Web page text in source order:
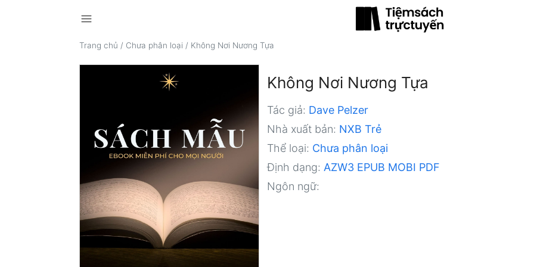
menu
Trang chủ / Chưa phân loại / Không Nơi Nương Tựa
Không Nơi Nương Tựa
Tác giả: Dave Pelzer
Nhà xuất bản: NXB Trẻ
Thể loại: Chưa phân loại
Định dạng: AZW3 EPUB MOBI PDF
Ngôn ngữ: